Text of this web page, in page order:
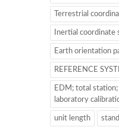
Terrestrial
Inertial coordinate
Earth orientation
REFERENCE
EDM; total
laboratory
unit length